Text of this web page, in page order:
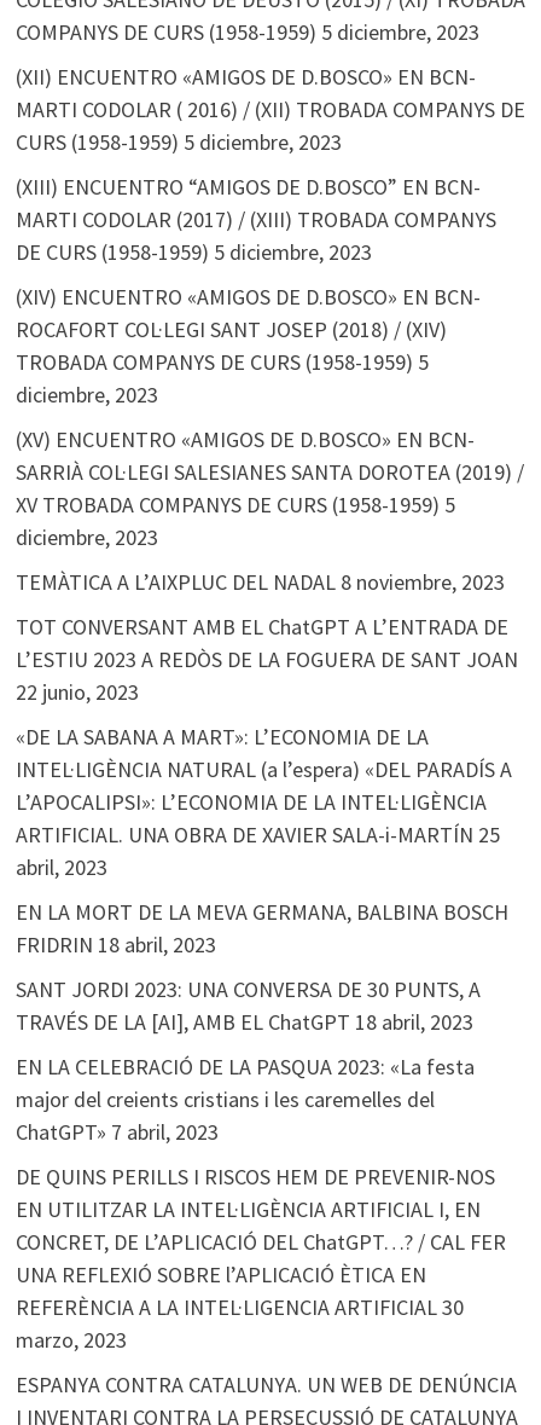
COMPANYS DE CURS (1958-1959) 5 diciembre, 2023
(XII) ENCUENTRO «AMIGOS DE D.BOSCO» EN BCN-
MARTI CODOLAR ( 2016) / (XII) TROBADA COMPANYS DE
CURS (1958-1959) 5 diciembre, 2023
(XIII) ENCUENTRO “AMIGOS DE D.BOSCO” EN BCN-
MARTI CODOLAR (2017) / (XIII) TROBADA COMPANYS
DE CURS (1958-1959) 5 diciembre, 2023
(XIV) ENCUENTRO «AMIGOS DE D.BOSCO» EN BCN-
ROCAFORT COL·LEGI SANT JOSEP (2018) / (XIV)
TROBADA COMPANYS DE CURS (1958-1959) 5
diciembre, 2023
(XV) ENCUENTRO «AMIGOS DE D.BOSCO» EN BCN-
SARRIÀ COL·LEGI SALESIANES SANTA DOROTEA (2019) /
XV TROBADA COMPANYS DE CURS (1958-1959) 5
diciembre, 2023
TEMÀTICA A L’AIXPLUC DEL NADAL 8 noviembre, 2023
TOT CONVERSANT AMB EL ChatGPT A L’ENTRADA DE
L’ESTIU 2023 A REDÒS DE LA FOGUERA DE SANT JOAN
22 junio, 2023
«DE LA SABANA A MART»: L’ECONOMIA DE LA
INTEL·LIGÈNCIA NATURAL (a l’espera) «DEL PARADÍS A
L’APOCALIPSI»: L’ECONOMIA DE LA INTEL·LIGÈNCIA
ARTIFICIAL. UNA OBRA DE XAVIER SALA-i-MARTÍN 25
abril, 2023
EN LA MORT DE LA MEVA GERMANA, BALBINA BOSCH
FRIDRIN 18 abril, 2023
SANT JORDI 2023: UNA CONVERSA DE 30 PUNTS, A
TRAVÉS DE LA [AI], AMB EL ChatGPT 18 abril, 2023
EN LA CELEBRACIÓ DE LA PASQUA 2023: «La festa
major del creients cristians i les caremelles del
ChatGPT» 7 abril, 2023
DE QUINS PERILLS I RISCOS HEM DE PREVENIR-NOS
EN UTILITZAR LA INTEL·LIGÈNCIA ARTIFICIAL I, EN
CONCRET, DE L’APLICACIÓ DEL ChatGPT…? / CAL FER
UNA REFLEXIÓ SOBRE l’APLICACIÓ ÈTICA EN
REFERÈNCIA A LA INTEL·LIGENCIA ARTIFICIAL30
marzo, 2023
ESPANYA CONTRA CATALUNYA. UN WEB DE DENÚNCIA
I INVENTARI CONTRA LA PERSECUSSIÓ DE CATALUNYA